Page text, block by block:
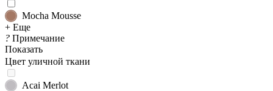
Mocha Mousse
+ Еще
? Примечание
Показать
Цвет уличной ткани
Acai Merlot